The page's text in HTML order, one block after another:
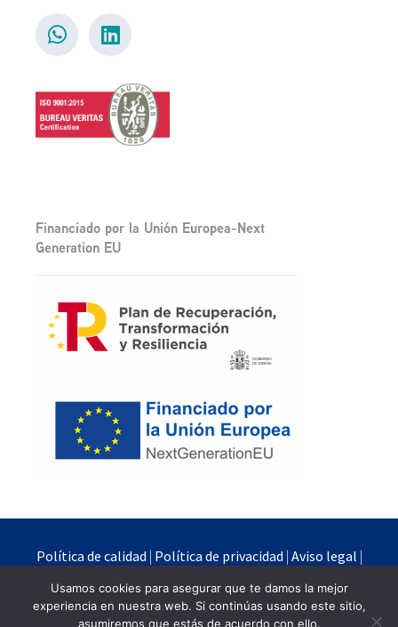
Financiado por la Unión Europea-Next
Generation EU
Quimipur S.L.U. © 2024
Política de calidad | Política de privacidad | Aviso legal |
Usamos cookies para asegurar que te damos la mejor
experiencia en nuestra web. Si continúas usando este sitio,
asumiremos que estás de acuerdo con ello.